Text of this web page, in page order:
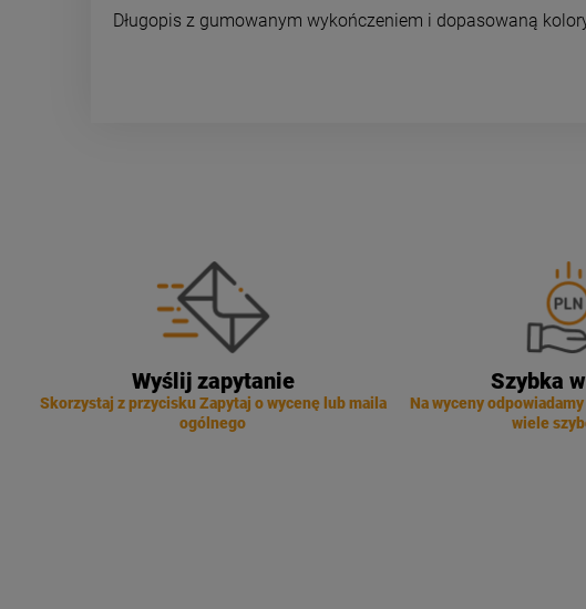
Długopis z gumowanym wykończeniem i dopasowaną
Wyślij zapytanie
Skorzystaj z przycisku Zapytaj o wycenę lub maila
ogólnego
Szybka
Na wyceny
wiele